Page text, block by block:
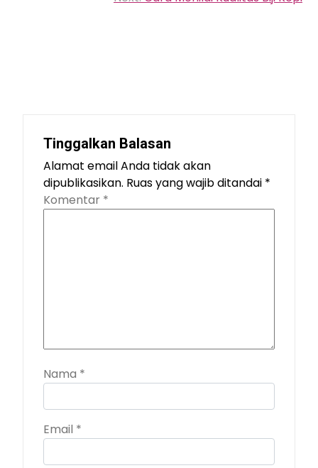
Tinggalkan Balasan
Alamat email Anda tidak akan
dipublikasikan. Ruas yang wajib ditandai *
Komentar *
Nama *
Email *